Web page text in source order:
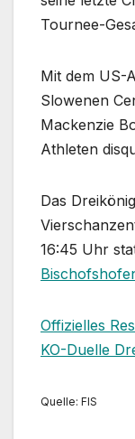
Tournee-
Mit dem US-
Slowenen
Mackenzie
Athleten
Das
16:45 Uhr
Offizielles
KO-Duelle
Quelle: FIS